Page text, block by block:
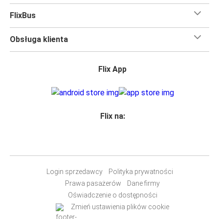
FlixBus
Obsługa klienta
Flix App
Flix na:
Login sprzedawcy
Polityka prywatności
Prawa pasażerów
Dane firmy
Oświadczenie o dostępności
Zmień ustawienia plików cookie